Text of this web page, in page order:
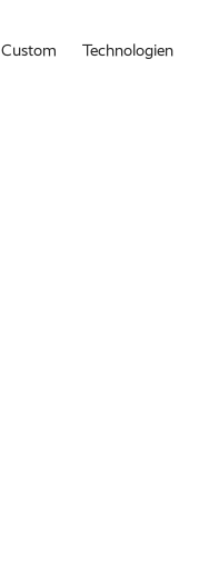
Custom Technologien